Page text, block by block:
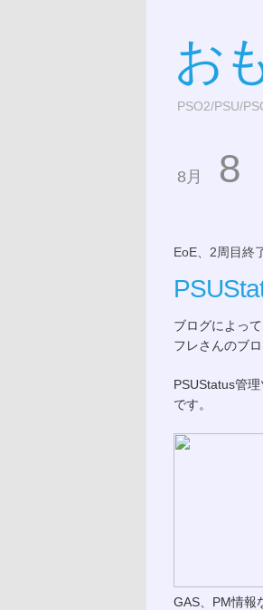
お
PSO2/PSU/
8月 8
EoE、2周目終
ブログによっ
フレさんのブ
PSUStatus管
です。
GAS、PM情報